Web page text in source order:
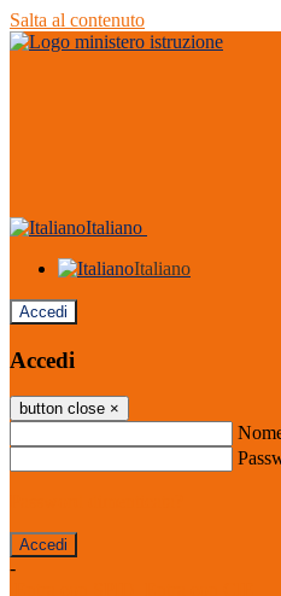
Salta al contenuto
Italiano
Italiano
Accedi
Accedi
button close ×
-